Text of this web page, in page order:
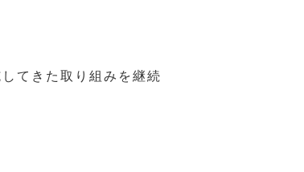
てきた取り組みを継続